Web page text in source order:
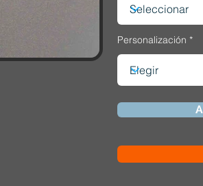
Personalización